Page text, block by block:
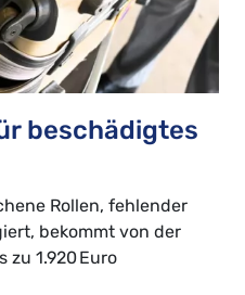
beschädigtes
Rollen, fehlender
bekommt von der
zu 1.920 Euro